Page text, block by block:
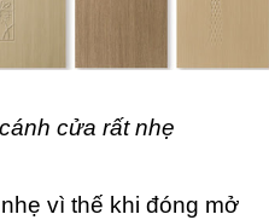
cửa rất nhẹ
vì thế khi đóng mở